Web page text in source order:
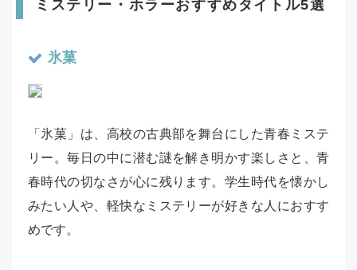
ミステリー・ホラーおすすめタイトル5選
氷菓
「氷菓」は、高校の古典部を舞台にした青春ミステ
リー。毎日の中に潜む謎を解き明かす楽しさと、青
春時代の切なさが心に残ります。学生時代を懐かし
みたい人や、軽快なミステリーが好きな人におすす
めです。